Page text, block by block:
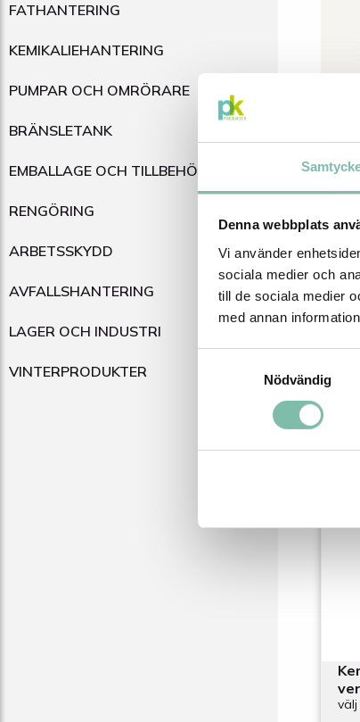
Denna webbplats
Vi använder
sociala medier och
till de sociala medier
med annan
Nödvändig
FATHANTERING
KEMIKALIEHANTERING
PUMPAR OCH OMRÖRARE
BRÄNSLETANK
EMBALLAGE OCH TILLBEHÖR
RENGÖRING
ARBETSSKYDD
AVFALLSHANTERING
LAGER OCH INDUSTRI
VINTERPRODUKTER